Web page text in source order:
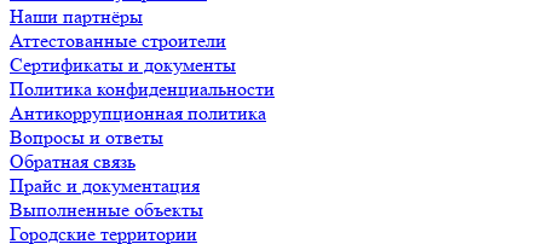
Наши партнёры
Аттестованные строители
Сертификаты и документы
Политика конфиденциальности
Антикоррупционная политика
Вопросы и ответы
Обратная связь
Прайс и документация
Выполненные объекты
Городские территории